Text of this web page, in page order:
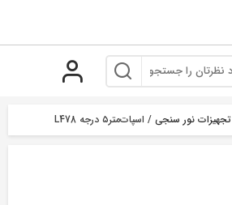
تجهیزات نور سنجی / اسپات‌متر۵ درجه L478